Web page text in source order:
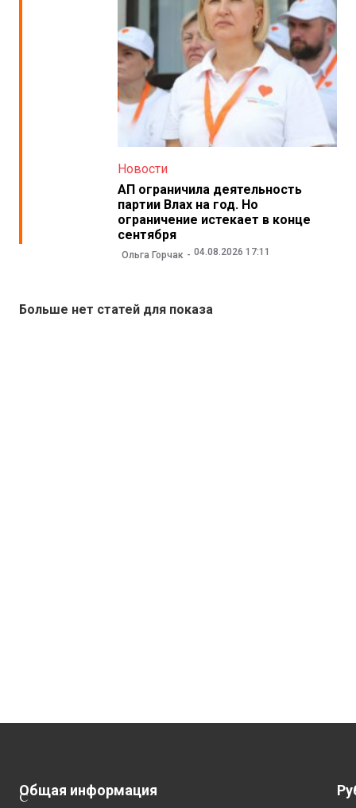
Новости
АП ограничила деятельность
партии Влах на год. Но
ограничение истекает в конце
сентября
Ольга Горчак 04.08.2026 17:11
Больше нет статей для показа
С
Общая информация